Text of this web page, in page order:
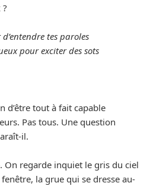
tes paroles
pour exciter des sots
d’être tout à fait capable
Pas tous. Une question
il.
On regarde inquiet le gris du ciel
fenêtre, la grue qui se dresse au-